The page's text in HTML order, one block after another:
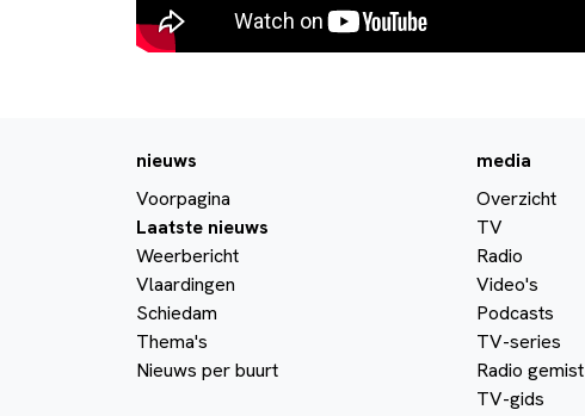
nieuws
Voorpagina
Laatste nieuws
Weerbericht
Vlaardingen
Schiedam
Thema's
Nieuws per buurt
media
Overzicht
TV
Radio
Video's
Podcasts
TV-series
Radio gemist
TV-gids